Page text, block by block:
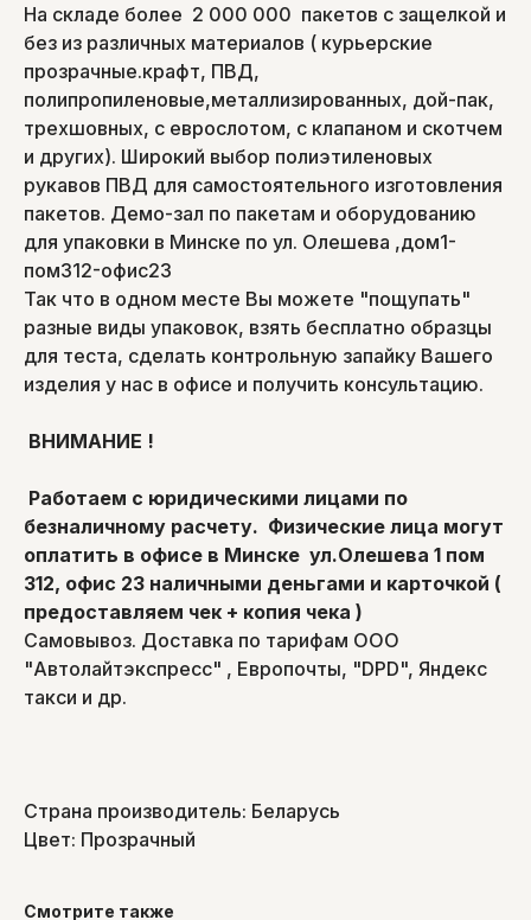
На складе более 2 000 000 пакетов с защелкой и
без из различных материалов ( курьерские
прозрачные.крафт, ПВД,
полипропиленовые,металлизированных, дой-пак,
трехшовных, с еврослотом, с клапаном и скотчем
и других). Широкий выбор полиэтиленовых
рукавов ПВД для самостоятельного изготовления
пакетов. Демо-зал по пакетам и оборудованию
для упаковки в Минске по ул. Олешева ,дом1-
пом312-офис23
Так что в одном месте Вы можете "пощупать"
разные виды упаковок, взять бесплатно образцы
для теста, сделать контрольную запайку Вашего
изделия у нас в офисе и получить консультацию.
ВНИМАНИЕ !
Работаем с юридическими лицами по
безналичному расчету. Физические лица могут
оплатить в офисе в Минске ул.Олешева 1 пом
312, офис 23 наличными деньгами и карточкой (
предоставляем чек + копия чека )
Самовывоз. Доставка по тарифам ООО
"Автолайтэкспресс" , Европочты, "DPD", Яндекс
такси и др.
Страна производитель: Беларусь
Цвет: Прозрачный
Смотрите также